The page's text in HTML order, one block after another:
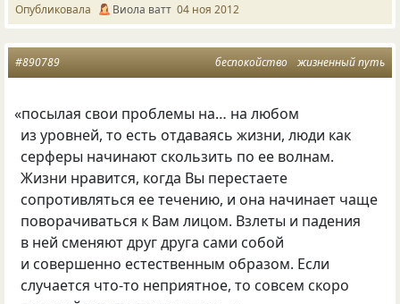
Опубликовала Виола ватт 04 ноя 2012
беспокойство жизненный путь
#890789
«посылая свои проблемы на… на любом
из уровней, то есть отдаваясь жизни, люди как
серферы начинают скользить по ее волнам.
Жизни нравится, когда Вы перестаете
сопротивляться ее течению, и она начинает чаще
поворачиваться к Вам лицом. Взлеты и падения
в ней сменяют друг друга сами собой
и совершенно естественным образом. Если
случается что-то неприятное, то совсем скоро